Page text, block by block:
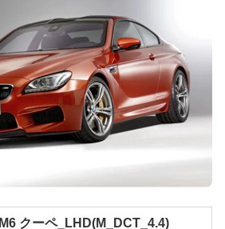
M6 クーペ_LHD(M_DCT_4.4)